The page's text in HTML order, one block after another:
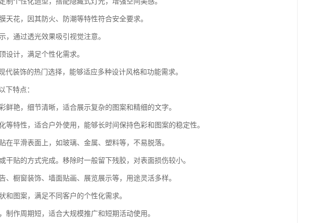
花，因其防火、防潮等特性符合安全要求。
，通过透光效果吸引视觉注意。
设计，满足个性化需求。
装饰的热门选择，能够适应多种设计风格和功能需求。
下特点：
艳，细节清晰，适合展示复杂的图案和精细的文字。
特性，适合户外使用，能够长时间保持色彩和图案的稳定性。
平滑表面上，如玻璃、金属、塑料等，不易脱落。
贴的方式完成。移除时一般留下残胶，对表面损伤较小。
橱窗装饰、墙面贴画、展览展示等，用途灵活多样。
和图案，满足不同客户的个性化需求。
作周期短，适合大规模推广和短期活动使用。